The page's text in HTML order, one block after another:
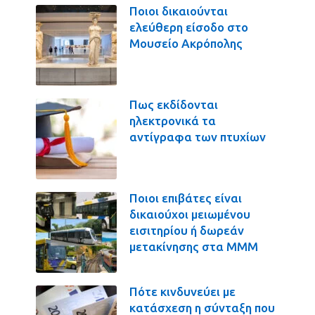
Ποιοι δικαιούνται
ελεύθερη είσοδο στο
Μουσείο Ακρόπολης
Πως εκδίδονται
ηλεκτρονικά τα
αντίγραφα των πτυχίων
Ποιοι επιβάτες είναι
δικαιούχοι μειωμένου
εισιτηρίου ή δωρεάν
μετακίνησης στα ΜΜΜ
Πότε κινδυνεύει με
κατάσχεση η σύνταξη που